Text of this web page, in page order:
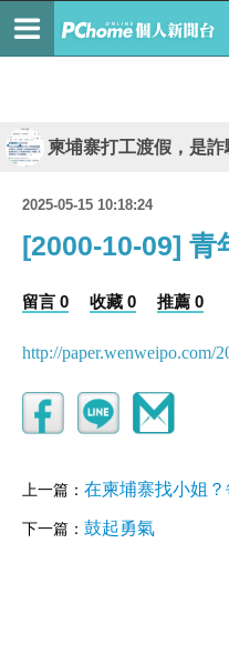
柬埔寨打工渡假，是詐
2025-05-15 10:18:24
[2000-10-09] 青
留言 0 收藏 0 推薦 0
http://paper.wenweipo.com/
上一篇： 在柬埔寨找小姐？
下一篇： 鼓起勇氣